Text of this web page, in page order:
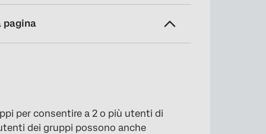
pagina
per consentire a 2 o più utenti di
dei gruppi possono anche